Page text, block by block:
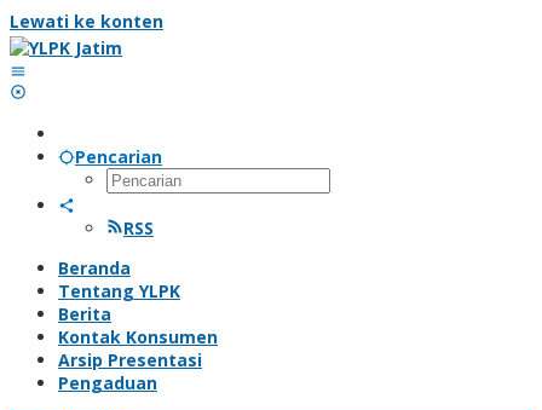
Lewati ke konten
Pencarian
RSS
Beranda
Tentang YLPK
Berita
Kontak Konsumen
Arsip Presentasi
Pengaduan